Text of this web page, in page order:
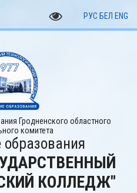
РУС БЕЛ ENG
Гродненского областного
комитета
КОЛЛЕДЖ"